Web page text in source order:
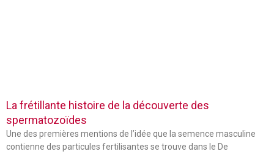
La frétillante histoire de la découverte des
spermatozoïdes
Une des premières mentions de l’idée que la semence masculine
contienne des particules fertilisantes se trouve dans le De